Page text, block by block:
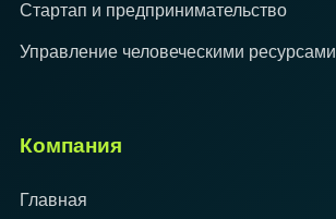
Стартап и предпринимательство
Управление человеческими ресурсами
Компания
Главная